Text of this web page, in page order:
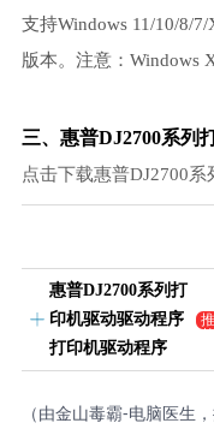
支持Windows 11/10/8/
版本。注意：Windows
三、惠普DJ2700系列
点击下载惠普DJ2700
惠普DJ2700系列打
印机驱动驱动程序
打印机驱动程序
推
荐
（由金山毒霸-电脑医生